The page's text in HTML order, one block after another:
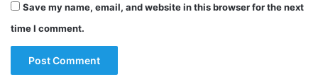
Save my name, email, and website in this browser for the next
time I comment.